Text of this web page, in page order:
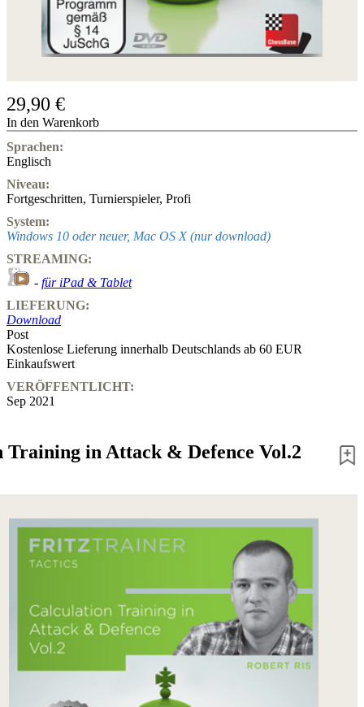
✔
29,90 €
In den Warenkorb
Sprachen:
Englisch
Niveau:
Fortgeschritten, Turnierspieler, Profi
System:
Windows 10 oder neuer, Mac OS X (nur download)
STREAMING:
- für iPad & Tablet
LIEFERUNG:
Download
Post
Kostenlose Lieferung innerhalb Deutschlands ab 60 EUR
Einkaufswert
VERÖFFENTLICHT:
Sep 2021
Training in Attack & Defence Vol.2